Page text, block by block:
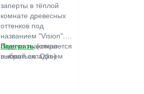
заперты в тёплой
комнате древесных
оттенков под
названием "Vision".
Задача знакомая -
выбраться. Объем
Поиграть(откроется
в новой вкладке)